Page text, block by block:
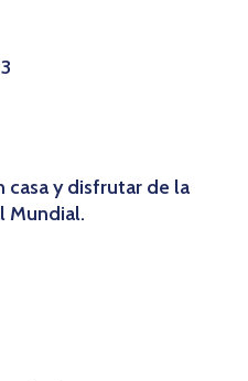
casa y disfrutar de la
Mundial.